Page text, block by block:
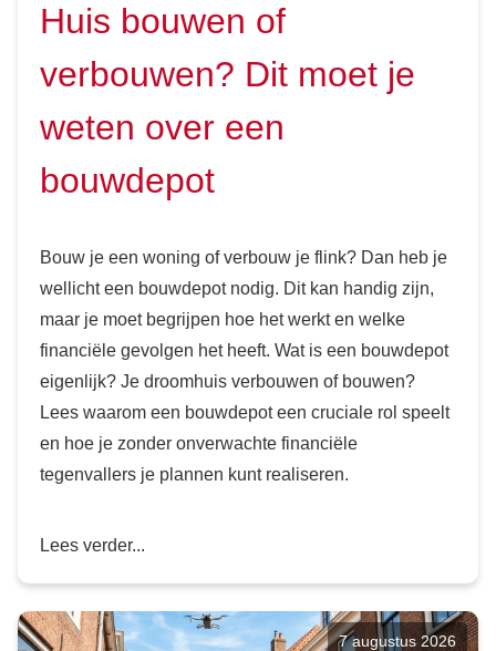
Huis bouwen of
verbouwen? Dit moet je
weten over een
bouwdepot
Bouw je een woning of verbouw je flink? Dan heb je
wellicht een bouwdepot nodig. Dit kan handig zijn,
maar je moet begrijpen hoe het werkt en welke
financiële gevolgen het heeft. Wat is een bouwdepot
eigenlijk? Je droomhuis verbouwen of bouwen?
Lees waarom een bouwdepot een cruciale rol speelt
en hoe je zonder onverwachte financiële
tegenvallers je plannen kunt realiseren.
Lees verder...
7 augustus 2026